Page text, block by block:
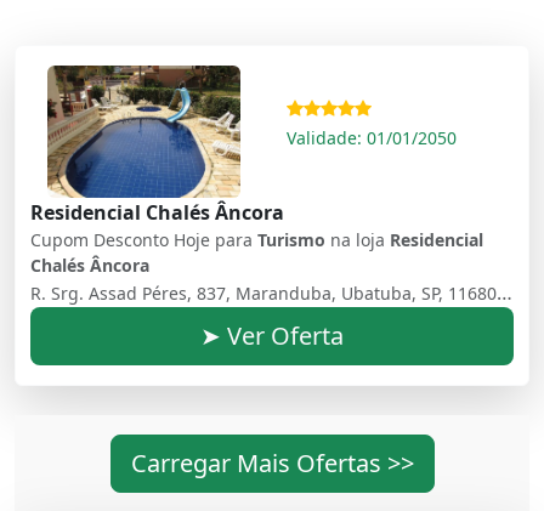
Validade: 01/01/2050
Residencial Chalés Âncora
Cupom Desconto Hoje para Turismo na loja Residencial
Chalés Âncora
R. Srg. Assad Péres, 837, Maranduba, Ubatuba, SP, 11680-000, Brasil
➤ Ver Oferta
Carregar Mais Ofertas >>